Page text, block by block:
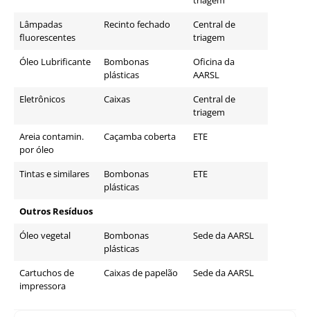
Lâmpadas
fluorescentes
Recinto fechado
Central de
triagem
Óleo Lubrificante
Bombonas
plásticas
Oficina da
AARSL
Eletrônicos
Caixas
Central de
triagem
Areia contamin.
por óleo
Caçamba coberta ETE
Tintas e similares
Bombonas
plásticas
ETE
Outros Resíduos
Óleo vegetal
Bombonas
plásticas
Sede da AARSL
Cartuchos de
impressora
Caixas de papelão Sede da AARSL